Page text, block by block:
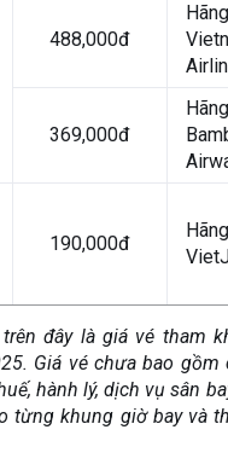
488,000đ
369,000đ
190,000đ
đây là giá vé tham
Giá vé chưa bao gồm
hành lý, dịch vụ sân
từng khung giờ bay và